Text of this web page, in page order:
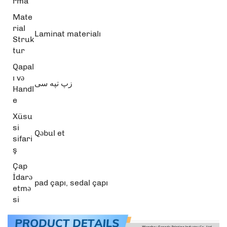
Mate
rial
Struk
tur
Laminat materialı
Qapal
ı və
Handl
e
زپ تپه سی
Xüsu
si
sifari
ş
Qəbul et
Çap
İdarə
etmə
si
pad çapı, sedal çapı